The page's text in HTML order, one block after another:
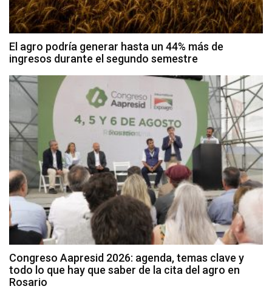
El agro podría generar hasta un 44% más de
ingresos durante el segundo semestre
Congreso Aapresid 2026: agenda, temas clave y
todo lo que hay que saber de la cita del agro en
Rosario